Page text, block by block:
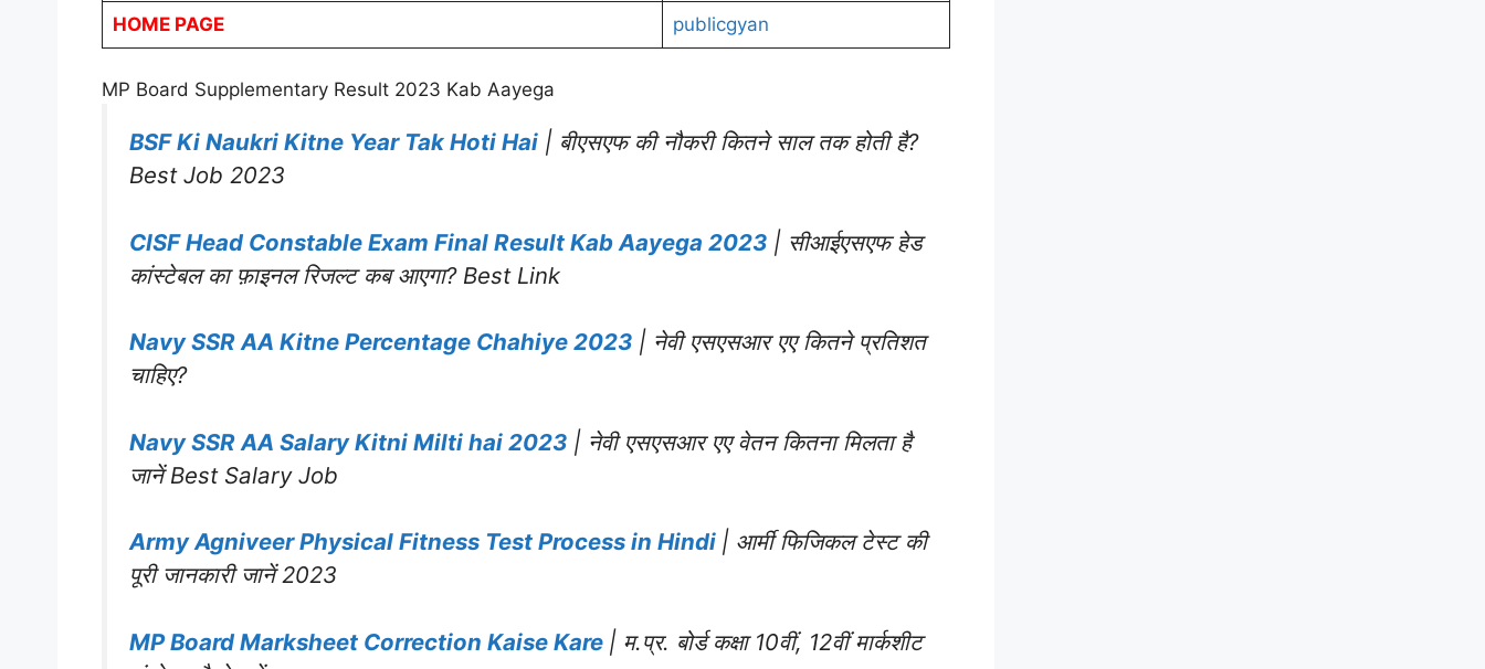
HOME PAGE publicgyan
MP Board Supplementary Result 2023 Kab Aayega
BSF Ki Naukri Kitne Year Tak Hoti Hai | बीएसएफ की नौकरी कितने साल तक होती है?
Best Job 2023
CISF Head Constable Exam Final Result Kab Aayega 2023 | सीआईएसएफ हेड
कांस्टेबल का फ़ाइनल रिजल्ट कब आएगा? Best Link
Navy SSR AA Kitne Percentage Chahiye 2023 | नेवी एसएसआर एए कितने प्रतिशत
चाहिए?
Navy SSR AA Salary Kitni Milti hai 2023 | नेवी एसएसआर एए वेतन कितना मिलता है
जानें Best Salary Job
Army Agniveer Physical Fitness Test Process in Hindi | आर्मी फिजिकल टेस्ट की
पूरी जानकारी जानें 2023
MP Board Marksheet Correction Kaise Kare | म.प्र. बोर्ड कक्षा 10वीं, 12वीं मार्कशीट